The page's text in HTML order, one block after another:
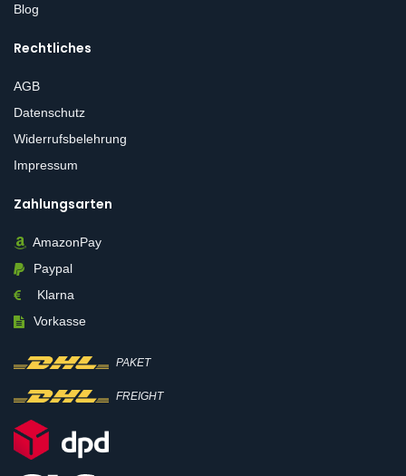
Blog
Rechtliches
AGB
Datenschutz
Widerrufsbelehrung
Impressum
Zahlungsarten
AmazonPay
Paypal
Klarna
Vorkasse
PAKET
FREIGHT